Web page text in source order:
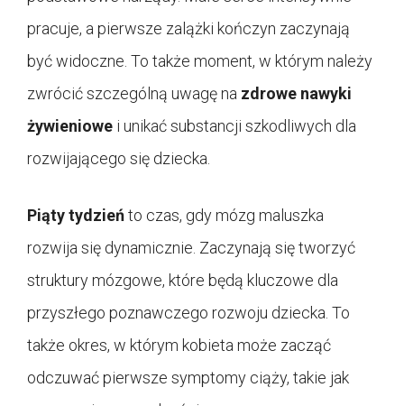
pracuje, a pierwsze zalążki kończyn zaczynają
być widoczne. To także moment, w którym należy
zwrócić szczególną uwagę na zdrowe nawyki
żywieniowe i unikać substancji szkodliwych dla
rozwijającego się dziecka.
Piąty tydzieńto czas, gdy mózg maluszka
rozwija się dynamicznie. Zaczynają się tworzyć
struktury mózgowe, które będą kluczowe dla
przyszłego poznawczego rozwoju dziecka. To
także okres, w którym kobieta może zacząć
odczuwać pierwsze symptomy ciąży, takie jak